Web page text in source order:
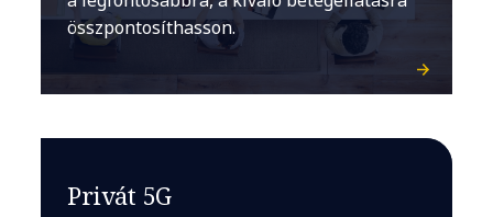
összpontosíthasson.
Privát 5G